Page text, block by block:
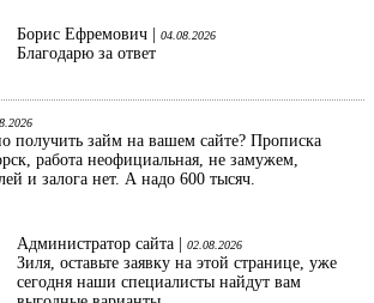
Борис Ефремович | 04.08.2026
Благодарю за ответ
получить займ на вашем сайте? Прописка
работа неофициальная, не замужем,
и залога нет. А надо 600 тысяч.
Администратор сайта |
02.08.2026
Зиля, оставьте заявку на этой странице, уже
сегодня наши специалисты найдут вам